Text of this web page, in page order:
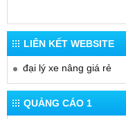
LIÊN KẾT WEBSITE
đại lý xe nâng giá rẻ
QUẢNG CÁO 1